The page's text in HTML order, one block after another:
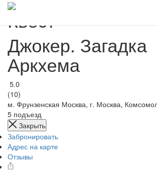
Квест
Джокер. Загадка
Аркхема
5.0
(10)
м. Фрунзенская Москва, г. Москва,
5 подъезд
Закрыть
Забронировать
Адрес на карте
Отзывы